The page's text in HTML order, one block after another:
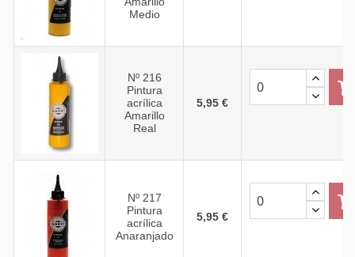
Medio
Nº 216
Pintura
acrílica
Amarillo
Real
5,95 €
Nº 217
Pintura
acrílica
Anaranjado
5,95 €